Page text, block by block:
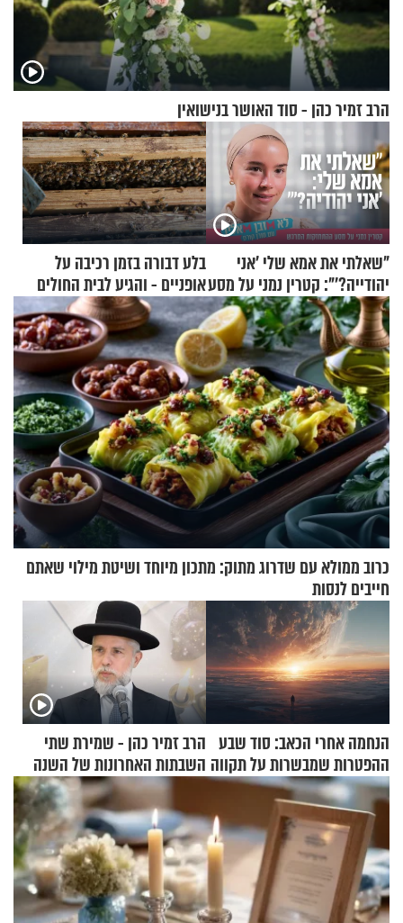
הרב זמיר כהן - סוד האושר בנישואין
"שאלתי את אמא שלי 'אני
יהודייה?'": קטרין נמני על מסע
ההתחזקות המרגש
בלע דבורה בזמן רכיבה על
אופניים - והגיע לבית החולים
במצב מסכן חיים
כרוב ממולא עם שדרוג מתוק: מתכון מיוחד ושיטת מילוי שאתם
חייבים לנסות
הנחמה אחרי הכאב: סוד שבע
ההפטרות שמבשרות על תקווה
וגאולה
הרב זמיר כהן - שמירת שתי
השבתות האחרונות של השנה